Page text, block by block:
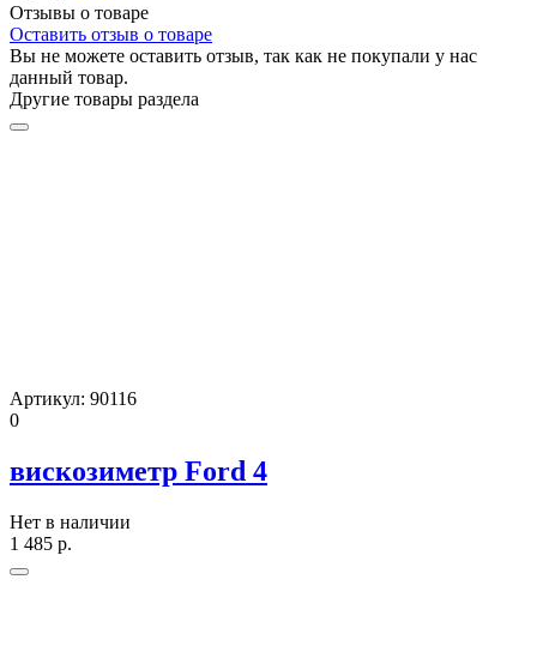
Отзывы о товаре
Оставить отзыв о товаре
Вы не можете оставить отзыв, так как не покупали у нас
данный товар.
Другие товары раздела
Артикул: 90116
0
вискозиметр Ford 4
Нет в наличии
1 485 р.